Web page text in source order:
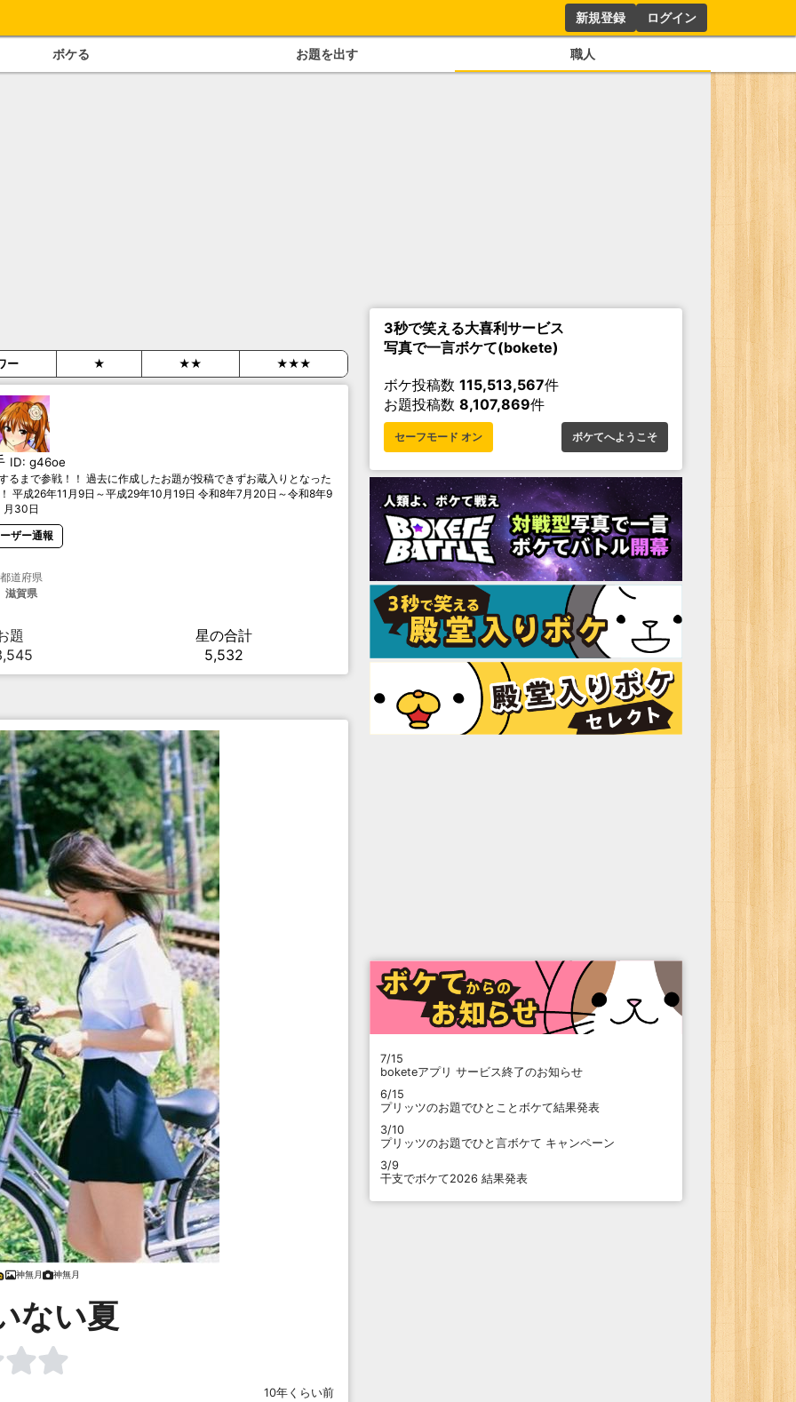
新規登録 ログイン
ボケる お題を出す 職人
ー ★ ★★ ★★★
ID: g46oe
まで参戦！！ 過去に作成したお題が投稿できずお蔵入りとなった
平成26年11月9日～平成29年10月19日 令和8年7月20日～令和8年9
月30日
ザー通報
都道府県
滋賀県
題
星の合計
5,532
神無月 神無月
ない夏
10年くらい前
3秒で笑える大喜利サービス
写真で一言ボケて(bokete)
ボケ投稿数 115,513,567件
お題投稿数 8,107,869件
セーフモード オン ボケてへようこそ
7/15
boketeアプリ サービス終了のお知らせ
6/15
プリッツのお題でひとことボケて結果発表
3/10
プリッツのお題でひと言ボケて キャンペーン
3/9
干支でボケて2026 結果発表